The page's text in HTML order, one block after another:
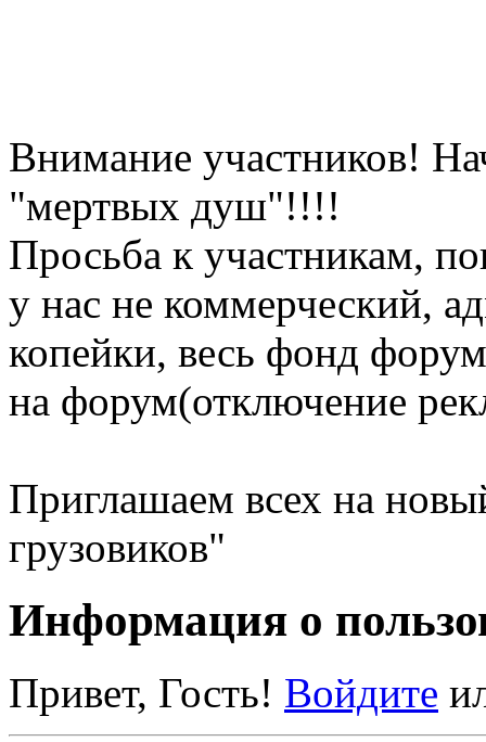
Внимание участников!
"мертвых душ"!!!!
Просьба к участникам,
у нас не коммерческий,
копейки, весь фонд
на форум(отключение
Приглашаем всех на
грузовиков"
Информация о
Привет, Гость! Войдите